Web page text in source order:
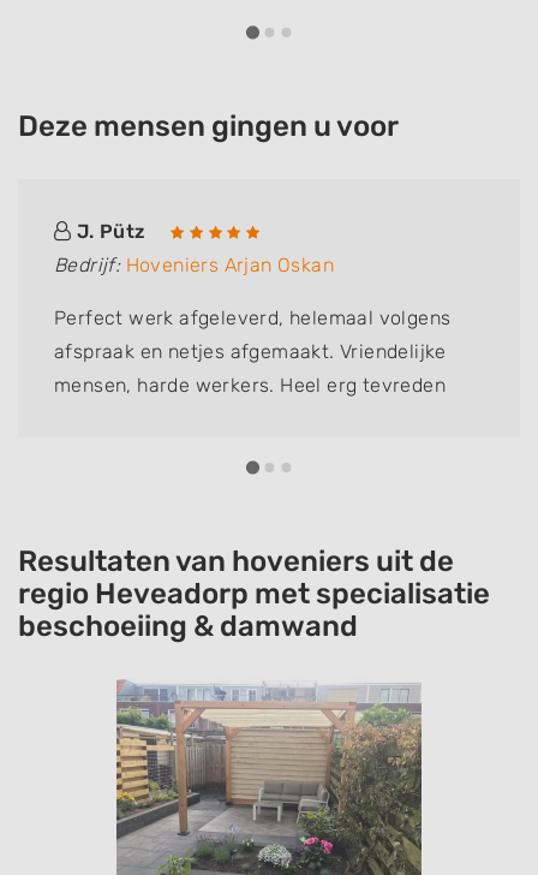
Deze mensen gingen u voor
J. Pütz
Bedrijf: Hoveniers Arjan Oskan
Perfect werk afgeleverd, helemaal volgens
afspraak en netjes afgemaakt. Vriendelijke
mensen, harde werkers. Heel erg tevreden
Resultaten van hoveniers uit de
regio Heveadorp met specialisatie
beschoeiing & damwand